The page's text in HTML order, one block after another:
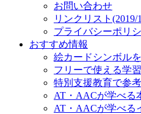
お問い合わせ
リンクリスト(2019/
プライバシーポリ
おすすめ情報
絵カードシンボル
フリーで使える学
特別支援教育で参
AT・AACが学べる
AT・AACが学べる